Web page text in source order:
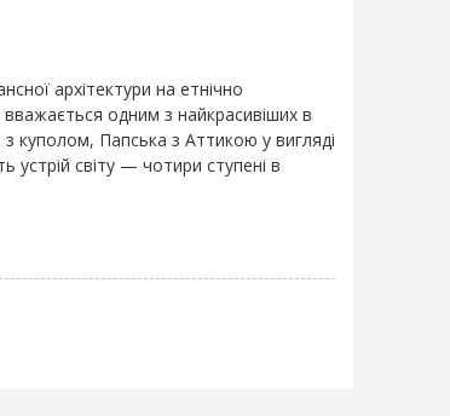
архітектури на етнічно
вважається одним з найкрасивіших в
куполом, Папська з Аттикою у вигляді
світу — чотири ступені в